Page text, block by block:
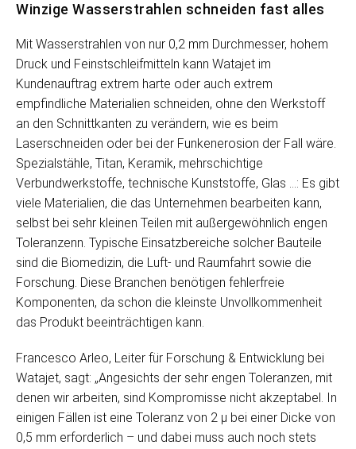
Winzige Wasserstrahlen schneiden fast alles
Mit Wasserstrahlen von nur 0,2 mm Durchmesser, hohem
Druck und Feinstschleifmitteln kann Watajet im
Kundenauftrag extrem harte oder auch extrem
empfindliche Materialien schneiden, ohne den Werkstoff
an den Schnittkanten zu verändern, wie es beim
Laserschneiden oder bei der Funkenerosion der Fall wäre.
Spezialstähle, Titan, Keramik, mehrschichtige
Verbundwerkstoffe, technische Kunststoffe, Glas …: Es gibt
viele Materialien, die das Unternehmen bearbeiten kann,
selbst bei sehr kleinen Teilen mit außergewöhnlich engen
Toleranzenn. Typische Einsatzbereiche solcher Bauteile
sind die Biomedizin, die Luft- und Raumfahrt sowie die
Forschung. Diese Branchen benötigen fehlerfreie
Komponenten, da schon die kleinste Unvollkommenheit
das Produkt beeinträchtigen kann.
Francesco Arleo, Leiter für Forschung & Entwicklung bei
Watajet, sagt: „Angesichts der sehr engen Toleranzen, mit
denen wir arbeiten, sind Kompromisse nicht akzeptabel. In
einigen Fällen ist eine Toleranz von 2 μ bei einer Dicke von
0,5 mm erforderlich – und dabei muss auch noch stets